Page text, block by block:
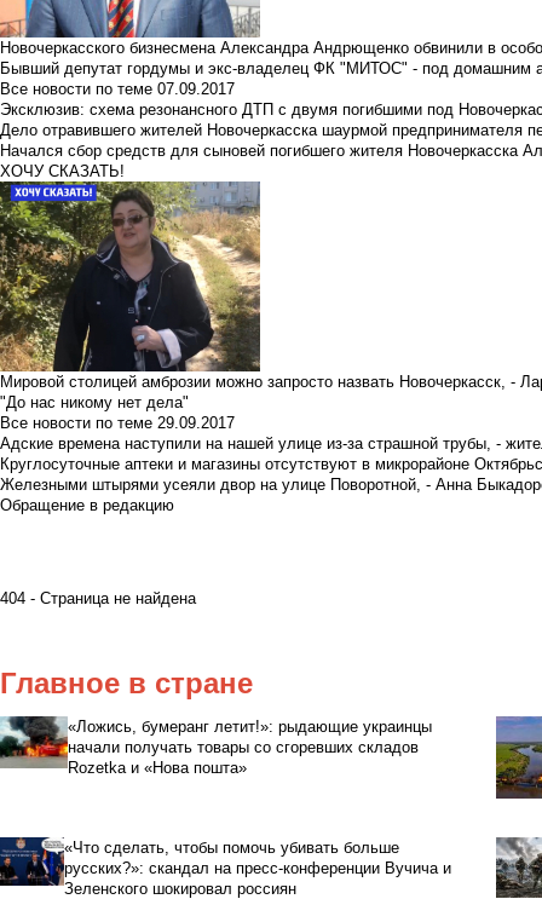
Новочеркасского бизнесмена Александра Андрющенко обвинили в
Бывший депутат гордумы и экс-владелец ФК "МИТОС" - под домашним
Все новости по теме 07.09.2017
Эксклюзив: схема резонансного ДТП с двумя погибшими под
Дело отравившего жителей Новочеркасска шаурмой предпринимателя
Начался сбор средств для сыновей погибшего жителя Новочеркасска
ХОЧУ СКАЗАТЬ!
Мировой столицей амброзии можно запросто назвать Новочеркасск, -
"До нас никому нет дела"
Все новости по теме 29.09.2017
Адские времена наступили на нашей улице из-за страшной трубы, -
Круглосуточные аптеки и магазины отсутствуют в микрорайоне
Железными штырями усеяли двор на улице Поворотной, - Анна
Обращение в редакцию
404 - Страница не найдена
Главное в стране
«Ложись, бумеранг летит!»: рыдающие украинцы
начали получать товары со сгоревших складов
Rozetka и «Нова пошта»
«Что сделать, чтобы помочь убивать больше
русских?»: скандал на пресс-конференции Вучича и
Зеленского шокировал россиян